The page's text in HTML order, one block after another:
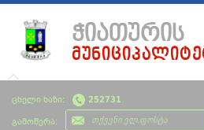
ცხელი ხაზი: 252731
გამოწერა:
ᲭᲘᲐᲗᲣᲠᲘᲡ
ᲛᲗᲐᲕᲐᲠᲘ
ᲩᲔᲛᲘ ᲥᲐᲚᲐᲥᲘ